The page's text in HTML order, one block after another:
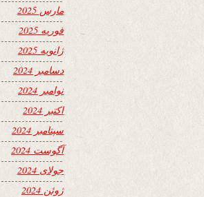
مارس 2025
فوریه 2025
ژانویه 2025
دسامبر 2024
نوامبر 2024
اکتبر 2024
سپتامبر 2024
آگوست 2024
جولای 2024
ژوئن 2024